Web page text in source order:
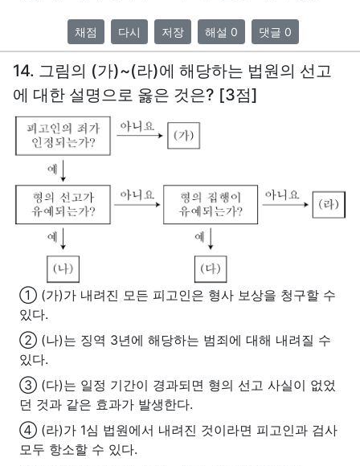
채점 다시 저장 해설 0 댓글 0
14. 그림의 (가)~(라)에 해당하는 법원의 선고
에 대한 설명으로 옳은 것은? [3점]
① (가)가 내려진 모든 피고인은 형사 보상을 청구할 수
있다.
② (나)는 징역 3년에 해당하는 범죄에 대해 내려질 수
있다.
③ (다)는 일정 기간이 경과되면 형의 선고 사실이 없었
던 것과 같은 효과가 발생한다.
④ (라)가 1심 법원에서 내려진 것이라면 피고인과 검사
모두 항소할 수 있다.